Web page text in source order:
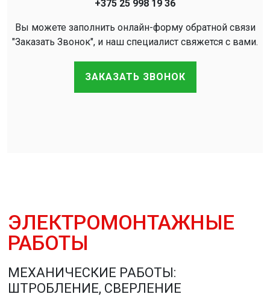
+375 25 998 19 36
Вы можете заполнить онлайн-форму обратной связи
"Заказать Звонок", и наш специалист свяжется с вами.
ЗАКАЗАТЬ ЗВОНОК
ЭЛЕКТРОМОНТАЖНЫЕ
РАБОТЫ
МЕХАНИЧЕСКИЕ РАБОТЫ:
ШТРОБЛЕНИЕ, СВЕРЛЕНИЕ